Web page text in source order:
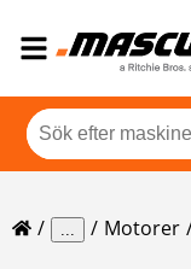
... Motorer